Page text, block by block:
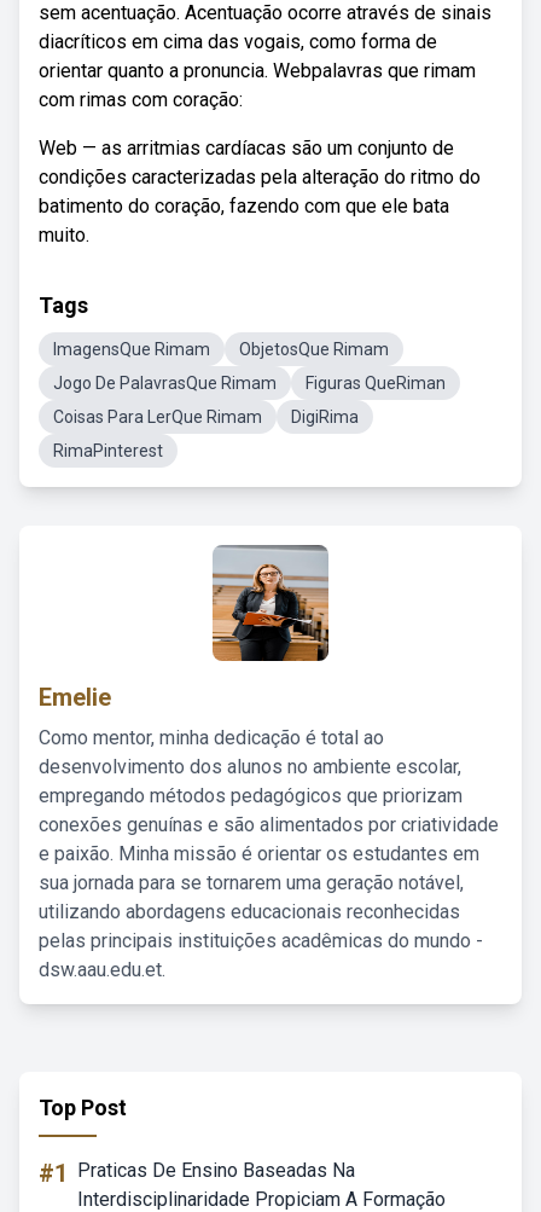
sem acentuação. Acentuação ocorre através de sinais
diacríticos em cima das vogais, como forma de
orientar quanto a pronuncia. Webpalavras que rimam
com rimas com coração:
Web — as arritmias cardíacas são um conjunto de
condições caracterizadas pela alteração do ritmo do
batimento do coração, fazendo com que ele bata
muito.
Tags
ImagensQue Rimam
ObjetosQue Rimam
Jogo De PalavrasQue Rimam
Figuras QueRiman
Coisas Para LerQue Rimam
DigiRima
RimaPinterest
Emelie
Como mentor, minha dedicação é total ao
desenvolvimento dos alunos no ambiente escolar,
empregando métodos pedagógicos que priorizam
conexões genuínas e são alimentados por criatividade
e paixão. Minha missão é orientar os estudantes em
sua jornada para se tornarem uma geração notável,
utilizando abordagens educacionais reconhecidas
pelas principais instituições acadêmicas do mundo -
dsw.aau.edu.et.
Top Post
#1
Praticas De Ensino Baseadas Na
Interdisciplinaridade Propiciam A Formação